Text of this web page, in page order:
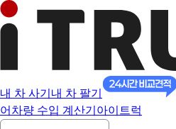
내 차 사기 내 차 팔기
어 차량 수입 계산기 아이트럭